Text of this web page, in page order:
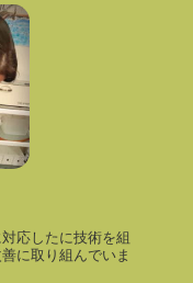
応したに技術を組
に取り組んでいま